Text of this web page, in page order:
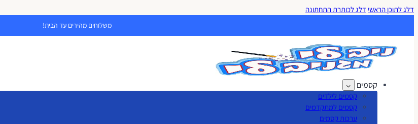
דלג לתוכן הראשי דלג לכותרת התחתונה
משלוחים מהירים עד הבית!
קסמים
קסמים לילדים
קסמים למתקדמים
ערכות קסמים